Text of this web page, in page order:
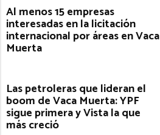
Al menos 15 empresas
interesadas en la licitación
internacional por áreas en Vaca
Muerta
Las petroleras que lideran el
boom de Vaca Muerta: YPF
sigue primera y Vista la que
más creció